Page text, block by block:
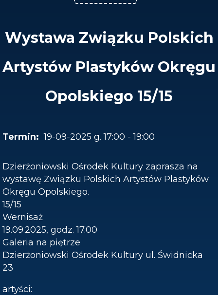
Wystawa Związku Polskich
Artystów Plastyków Okręgu
Opolskiego 15/15
19-09-2025 g. 17:00 - 19:00
Dzierżoniowski Ośrodek Kultury zaprasza na
wystawę Związku Polskich Artystów Plastyków
Okręgu Opolskiego.
15/15
Wernisaż
19.09.2025, godz. 17.00
Galeria na piętrze
Dzierżoniowski Ośrodek Kultury ul. Świdnicka
23
artyści: